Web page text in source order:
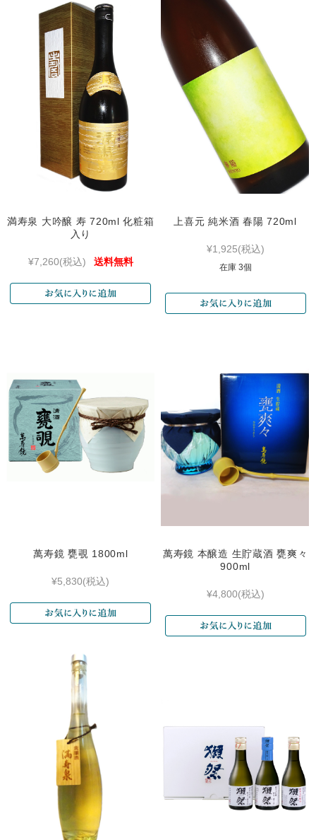
満寿泉 大吟醸 寿 720ml 化粧箱
入り
¥7,260(税込) 送料無料
上喜元 純米酒 春陽 720ml
¥1,925(税込)
在庫 3個
萬寿鏡 甕覗 1800ml
¥5,830(税込)
萬寿鏡 本醸造 生貯蔵酒 甕爽々
900ml
¥4,800(税込)